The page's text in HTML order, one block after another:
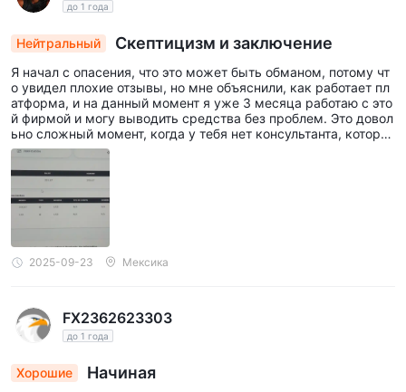
до 1 года
Нейтральный Скептицизм и заключение
Я начал с опасения, что это может быть обманом, потому чт
о увидел плохие отзывы, но мне объяснили, как работает пл
атформа, и на данный момент я уже 3 месяца работаю с это
й фирмой и могу выводить средства без проблем. Это довол
ьно сложный момент, когда у тебя нет консультанта, которы
й мог бы хорошо объяснить, как в других местах с лучшими
понятно.
2025-09-23 Мексика
FX2362623303
до 1 года
Хорошие Начиная